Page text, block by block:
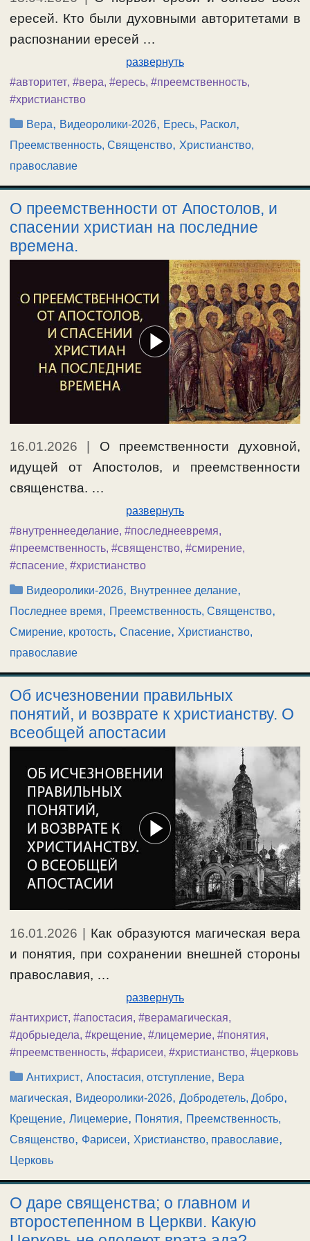
ересей. Кто были духовными авторитетами в
распознании ересей …
развернуть
#авторитет, #вера, #ересь, #преемственность,
#христианство
Рубрики
Вера, Видеоролики-2026, Ересь, Раскол,
Преемственность, Священство, Христианство,
православие
О преемственности от Апостолов, и
спасении христиан на последние
времена.
16.01.2026
О преемственности духовной,
идущей от Апостолов, и преемственности
священства. …
развернуть
#внутреннееделание, #последнеевремя,
#преемственность, #священство, #смирение,
#спасение, #христианство
Рубрики
Видеоролики-2026, Внутреннее делание,
Последнее время, Преемственность, Священство,
Смирение, кротость, Спасение, Христианство,
православие
Об исчезновении правильных
понятий, и возврате к христианству. О
всеобщей апостасии
16.01.2026
Как образуются магическая вера
и понятия, при сохранении внешней стороны
православия, …
развернуть
#антихрист, #апостасия, #верамагическая,
#добрыедела, #крещение, #лицемерие, #понятия,
#преемственность, #фарисеи, #христианство, #церковь
Рубрики
Антихрист,Апостасия, отступление, Вера
магическая, Видеоролики-2026, Добродетель, Добро,
Крещение, Лицемерие, Понятия, Преемственность,
Священство, Фарисеи, Христианство, православие,
Церковь
О даре священства; о главном и
второстепенном в Церкви. Какую